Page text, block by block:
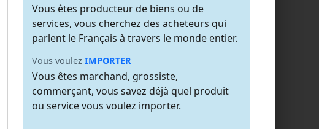
Vous êtes producteur de biens ou de
services, vous cherchez des acheteurs qui
parlent le Français à travers le monde entier.
Vous voulez IMPORTER
Vous êtes marchand, grossiste,
commerçant, vous savez déjà quel produit
ou service vous voulez importer.